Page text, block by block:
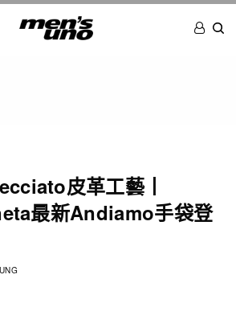
皮革工藝丨
最新Andiamo手袋登